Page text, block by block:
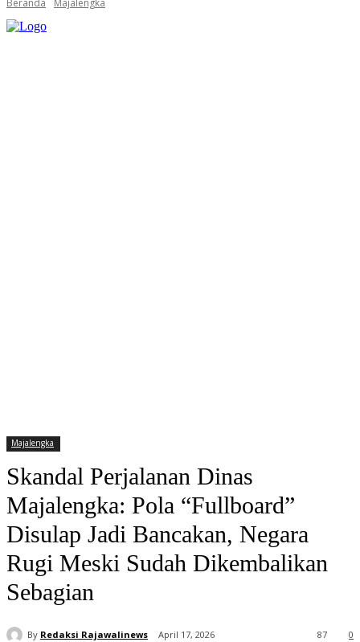
Beranda Majalengka
Majalengka
Skandal Perjalanan Dinas
Majalengka: Pola “Fullboard”
Disulap Jadi Bancakan, Negara
Rugi Meski Sudah Dikembalikan
Sebagian
By Redaksi Rajawalinews April 17, 2026 0
87